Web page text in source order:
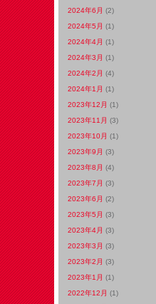
2024年6月 (2)
2024年5月 (1)
2024年4月 (1)
2024年3月 (1)
2024年2月 (4)
2024年1月 (1)
2023年12月 (1)
2023年11月 (3)
2023年10月 (1)
2023年9月 (3)
2023年8月 (4)
2023年7月 (3)
2023年6月 (2)
2023年5月 (3)
2023年4月 (3)
2023年3月 (3)
2023年2月 (3)
2023年1月 (1)
2022年12月 (1)